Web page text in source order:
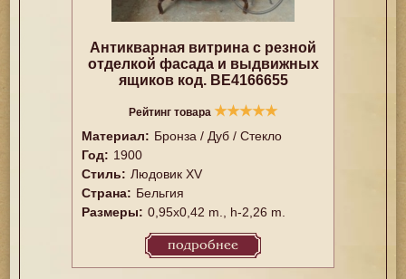
Антикварная витрина с резной
отделкой фасада и выдвижных
ящиков код. BE4166655
Рейтинг товара ★★★★★
Материал: Бронза / Дуб / Стекло
Год: 1900
Стиль: Людовик XV
Страна: Бельгия
Размеры: 0,95x0,42 m., h-2,26 m.
подробнее